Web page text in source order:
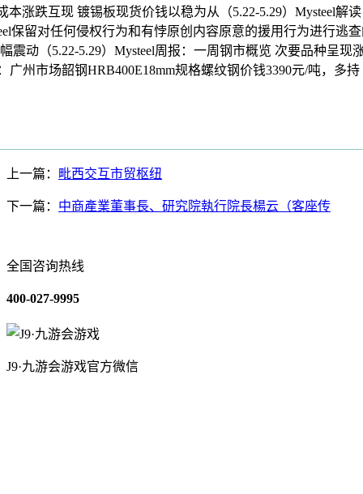
本涨跌互现 镀锡板现货价钱以稳为从（5.22-5.29）Mysteel解
保留对任何侵权行为和有悖原创内容原意的援用行为进行逃
动（5.22-5.29）Mysteel周报：一周钢市概览 次要品种呈现
州市场韶钢HRB400E18mm规格螺纹钢价钱3390元/吨，多
上一篇： 毗西交互市贸枢纽
下一篇： 中商產業董事長、研究院執行院長楊云（客座传
全国咨询热线
400-027-9995
J9·九游会游戏官方微信